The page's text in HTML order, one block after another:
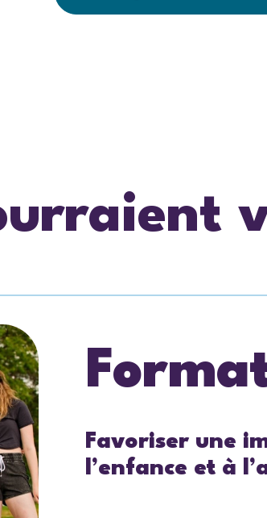
Favoriser une
l’enfance et à